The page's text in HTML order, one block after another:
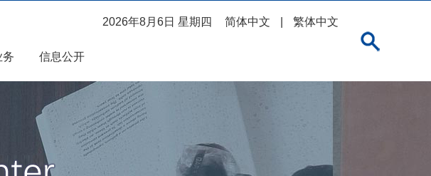
2026年8月6日 星期四 简体中文 繁体中文
务 信息公开